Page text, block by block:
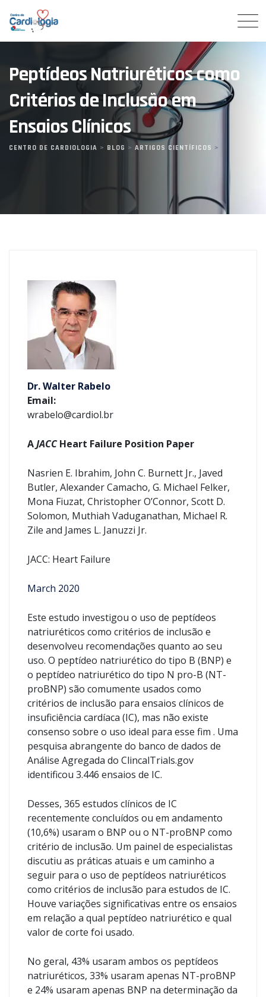
content
Peptídeos Natriuréticos como
Critérios de Inclusão em
Ensaios Clínicos
CENTRO DE CARDIOLOGIA > BLOG > ARTIGOS CIENTÍFICOS >
Dr. Walter Rabelo
Email:
wrabelo@cardiol.br
AJACCHeart Failure Position Paper
Nasrien E. Ibrahim, John C. Burnett Jr., Javed
Butler, Alexander Camacho, G. Michael Felker,
Mona Fiuzat, Christopher O’Connor, Scott D.
Solomon, Muthiah Vaduganathan, Michael R.
Zile and James L. Januzzi Jr.
JACC: Heart Failure
March 2020
Este estudo investigou o uso de peptídeos
natriuréticos como critérios de inclusão e
desenvolveu recomendações quanto ao seu
uso. O peptídeo natriurético do tipo B (BNP) e
o peptídeo natriurético do tipo N pro-B (NT-
proBNP) são comumente usados ​​como
critérios de inclusão para ensaios clínicos de
insuficiência cardíaca (IC), mas não existe
consenso sobre o uso ideal para esse fim . Uma
pesquisa abrangente do banco de dados de
Análise Agregada do ClincalTrials.gov
identificou 3.446 ensaios de IC.
Desses, 365 estudos clínicos de IC
recentemente concluídos ou em andamento
(10,6%) usaram o BNP ou o NT-proBNP como
critério de inclusão. Um painel de especialistas
discutiu as práticas atuais e um caminho a
seguir para o uso de peptídeos natriuréticos
como critérios de inclusão para estudos de IC.
Houve variações significativas entre os ensaios
em relação a qual peptídeo natriurético e qual
valor de corte foi usado.
No geral, 43% usaram ambos os peptídeos
natriuréticos, 33% usaram apenas NT-proBNP
e 24% usaram apenas BNP na determinação da